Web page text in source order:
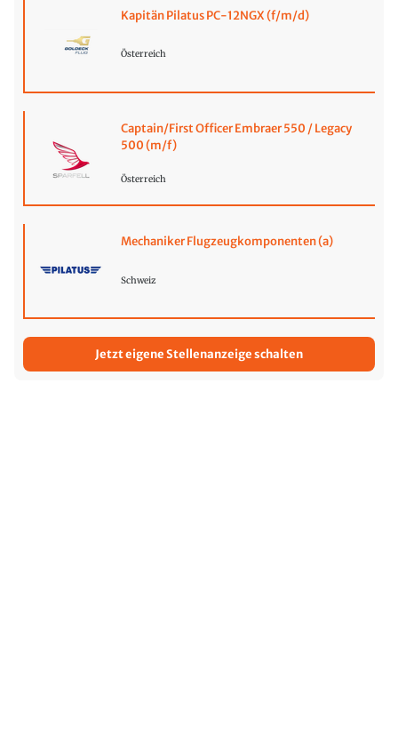
Kapitän Pilatus PC-12NGX (f/m/d)
Österreich
Captain/First Officer Embraer 550 / Legacy
500 (m/f)
Österreich
Mechaniker Flugzeugkomponenten (a)
Schweiz
Jetzt eigene Stellenanzeige schalten